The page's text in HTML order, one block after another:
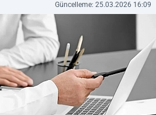
Güncelleme: 25.03.2026 16:09